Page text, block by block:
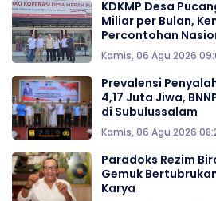
KDKMP Desa
Miliar per Bulan,
Percontohan
Kamis, 06 Agu 2026
Prevalensi
4,17 Juta Jiwa,
di Subulussalam
Kamis, 06 Agu 2026
Paradoks Rezim
Gemuk
Karya